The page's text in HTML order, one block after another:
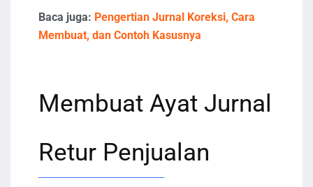
Baca juga: Pengertian Jurnal Koreksi, Cara
Membuat, dan Contoh Kasusnya
Membuat Ayat Jurnal
Retur Penjualan